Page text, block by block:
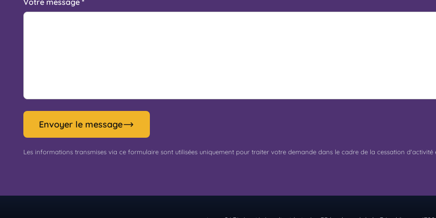
Votre message *
Envoyer le message
Les informations transmises via ce formulaire sont utilisées uniquement pour traiter votre demande dans le cadre de la cessation d'activité